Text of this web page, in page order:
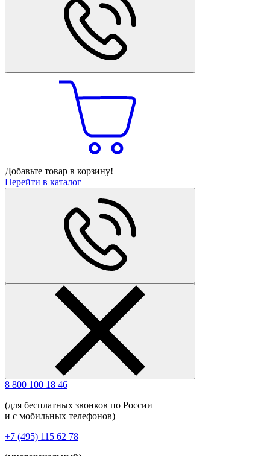
Добавьте товар в корзину!
Перейти в каталог
8 800 100 18 46
(для бесплатных звонков по России
и с мобильных телефонов)
+7 (495) 115 62 78